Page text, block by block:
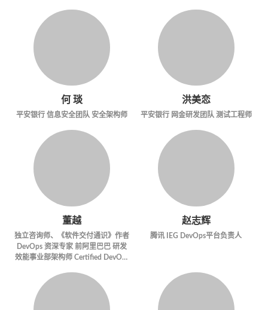
何 琰
平安银行 信息安全团队 安全架构师
洪美恋
平安银行 网金研发团队 测试工程师
董越
独立咨询师、《软件交付通识》作者
DevOps 资深专家 前阿里巴巴 研发
效能事业部架构师 Certified DevOps
赵志辉
腾讯 IEG DevOps平台负责人